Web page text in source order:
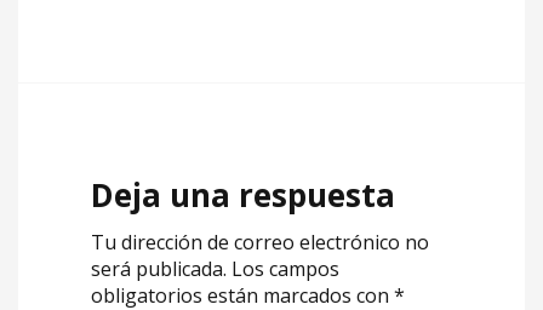
Deja una respuesta
Tu dirección de correo electrónico no
será publicada. Los campos
obligatorios están marcados con *